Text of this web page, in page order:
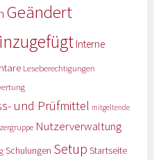
Geändert
Interne
Leseberechtigungen
und Prüfmittel mitgeltende
Nutzerverwaltung
Schulungen Setup Startseite